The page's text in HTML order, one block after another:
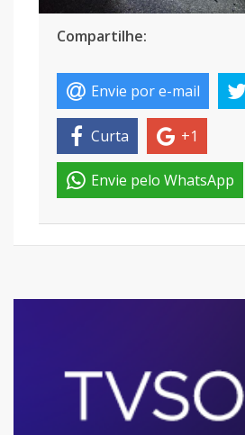
Compartilhe:
Envie por e-mail
Curta +1
Envie pelo WhatsApp